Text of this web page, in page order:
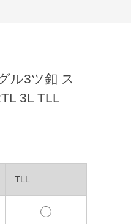
ル3ツ釦 ス
3L TLL
TLL